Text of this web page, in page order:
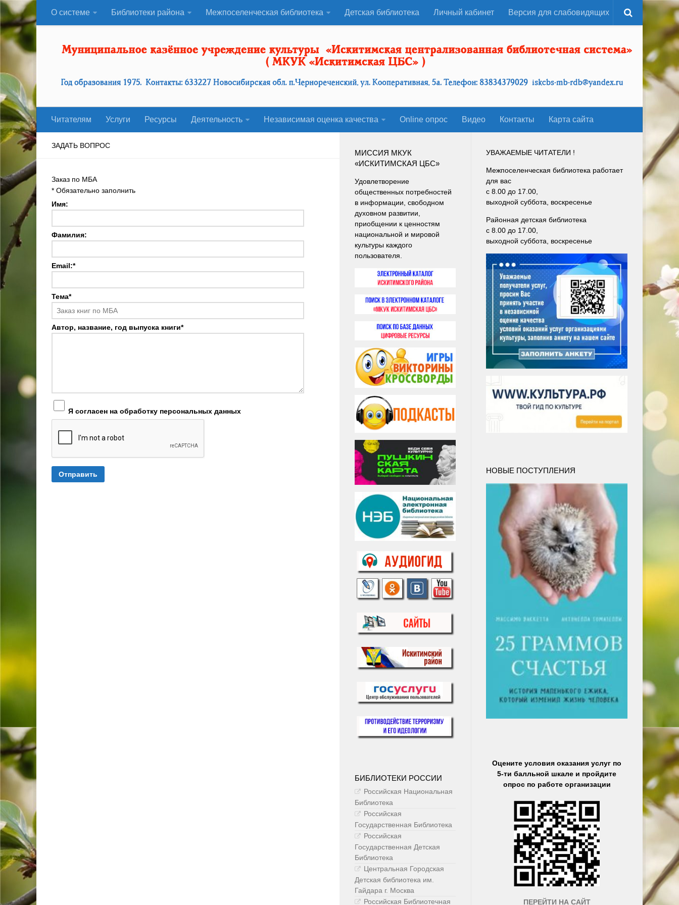
О системе Библиотеки района Межпоселенческая библиотека Детская библиотека Личный кабинет Версия для слабовидящих
Читателям Услуги Ресурсы Деятельность Независимая оценка качества Оnline опрос Видео Контакты Карта сайта
ЗАДАТЬ ВОПРОС
Заказ по МБА
* Обязательно заполнить
Имя:
Фамилия:
Email:*
Тема*
Автор, название, год выпуска книги*
Я согласен на обработку персональных данных
УВАЖАЕМЫЕ ЧИТАТЕЛИ !
Межпоселенческая библиотека работает
для вас
с 8.00 до 17.00,
выходной суббота, воскресенье
Районная детская библиотека
с 8.00 до 17.00,
выходной суббота, воскресенье
НОВЫЕ ПОСТУПЛЕНИЯ
Оцените условия оказания услуг по
5-ти балльной шкале и пройдите
опрос по работе организации
ПЕРЕЙТИ НА САЙТ
МИССИЯ МКУК
«ИСКИТИМСКАЯ ЦБС»
Удовлетворение
общественных потребностей
в информации, свободном
духовном развитии,
приобщении к ценностям
национальной и мировой
культуры каждого
пользователя.
БИБЛИОТЕКИ РОССИИ
Российская Национальная
Библиотека
Российская
Государственная Библиотека
Российская
Государственная Детская
Библиотека
Центральная Городская
Детская библиотека им.
Гайдара г. Москва
Российская Библиотечная